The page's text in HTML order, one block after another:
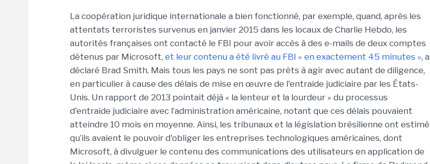
La coopération juridique internationale a bien fonctionné, par exemple, quand, après les
attentats terroristes survenus en janvier 2015 dans les locaux de Charlie Hebdo, les
autorités françaises ont contacté le FBI pour avoir accès à des e-mails de deux comptes
détenus par Microsoft, et leur contenu a été livré au FBI « en exactement 45 minutes », a
déclaré Brad Smith. Mais tous les pays ne sont pas prêts à agir avec autant de diligence,
en particulier à cause des délais de mise en œuvre de l'entraide judiciaire par les États-
Unis. Un rapport de 2013 pointait déjà « la lenteur et la lourdeur » du processus
d'entraide judiciaire avec l’administration américaine, notant que ces délais pouvaient
atteindre 10 mois en moyenne. Ainsi, les tribunaux et la législation brésilienne ont estimé
qu’ils avaient le pouvoir d'obliger les entreprises technologiques américaines, dont
Microsoft, à divulguer le contenu des communications des utilisateurs en application de